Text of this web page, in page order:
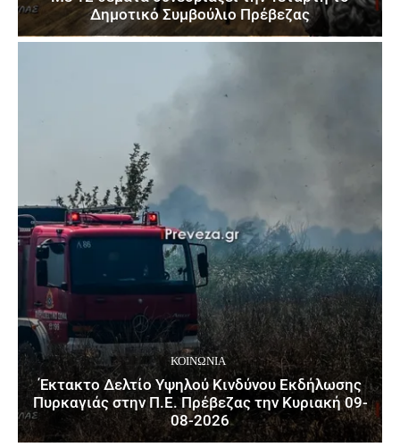
Δημοτικό Συμβούλιο Πρέβεζας
ΚΟΙΝΩΝΙΑ
Έκτακτο Δελτίο Υψηλού Κινδύνου Εκδήλωσης
Πυρκαγιάς στην Π.Ε. Πρέβεζας την Κυριακή 09-
08-2026